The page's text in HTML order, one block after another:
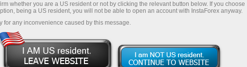
whether you are a US resident or not by clicking the relevant button below. If you choose
being a US resident, you will not be able to open an account with InstaForex anyway.
for any inconvenience caused by this message.